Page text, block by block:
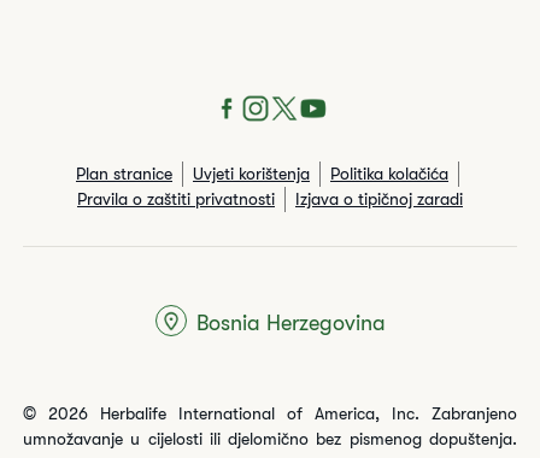
Plan stranice Uvjeti korištenja
Politika kolačića
Pravila o zaštiti privatnosti
Izjava o tipičnoj zaradi
© 2026 Herbalife International of America, Inc. Zabranjeno
umnožavanje u cijelosti ili djelomično bez pismenog dopuštenja.
Bosnia Herzegovina